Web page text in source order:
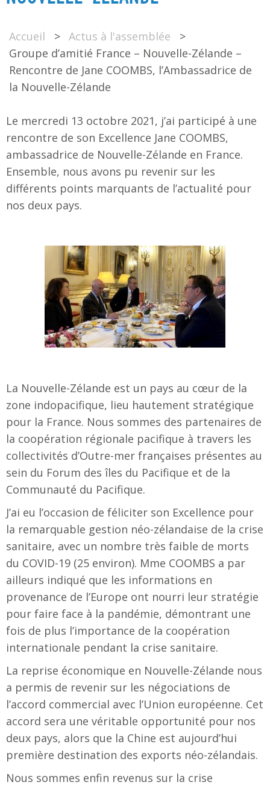
Accueil > Actus à l'assemblée
>
Groupe d’amitié France – Nouvelle-Zélande –
Rencontre de Jane COOMBS, l’Ambassadrice de
la Nouvelle-Zélande
Le mercredi 13 octobre 2021, j’ai participé à une
rencontre de son Excellence Jane COOMBS,
ambassadrice de Nouvelle-Zélande en France.
Ensemble, nous avons pu revenir sur les
différents points marquants de l’actualité pour
nos deux pays.
La Nouvelle-Zélande est un pays au cœur de la
zone indopacifique, lieu hautement stratégique
pour la France. Nous sommes des partenaires de
la coopération régionale pacifique à travers les
collectivités d’Outre-mer françaises présentes au
sein du Forum des îles du Pacifique et de la
Communauté du Pacifique.
J’ai eu l’occasion de féliciter son Excellence pour
la remarquable gestion néo-zélandaise de la crise
sanitaire, avec un nombre très faible de morts
du COVID-19 (25 environ). Mme COOMBS a par
ailleurs indiqué que les informations en
provenance de l’Europe ont nourri leur stratégie
pour faire face à la pandémie, démontrant une
fois de plus l’importance de la coopération
internationale pendant la crise sanitaire.
La reprise économique en Nouvelle-Zélande nous
a permis de revenir sur les négociations de
l’accord commercial avec l’Union européenne. Cet
accord sera une véritable opportunité pour nos
deux pays, alors que la Chine est aujourd’hui
première destination des exports néo-zélandais.
Nous sommes enfin revenus sur la crise